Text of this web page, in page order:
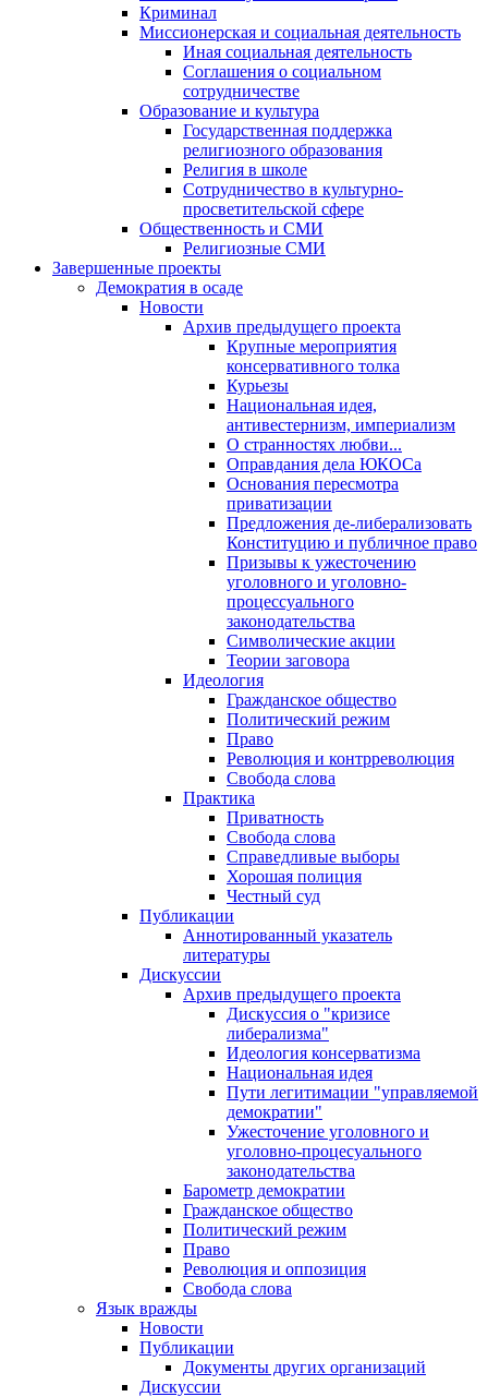
Криминал
Миссионерская и социальная деятельность
Иная социальная деятельность
Соглашения о социальном
сотрудничестве
Образование и культура
Государственная поддержка
религиозного образования
Религия в школе
Сотрудничество в культурно-
просветительской сфере
Общественность и СМИ
Религиозные СМИ
Завершенные проекты
Демократия в осаде
Новости
Архив предыдущего проекта
Крупные мероприятия
консервативного толка
Курьезы
Национальная идея,
антивестернизм, империализм
О странностях любви...
Оправдания дела ЮКОСа
Основания пересмотра
приватизации
Предложения де-либерализовать
Конституцию и публичное право
Призывы к ужесточению
уголовного и уголовно-
процессуального
законодательства
Символические акции
Теории заговора
Идеология
Гражданское общество
Политический режим
Право
Революция и контрреволюция
Свобода слова
Практика
Приватность
Свобода слова
Справедливые выборы
Хорошая полиция
Честный суд
Публикации
Аннотированный указатель
литературы
Дискуссии
Архив предыдущего проекта
Дискуссия о "кризисе
либерализма"
Идеология консерватизма
Национальная идея
Пути легитимации "управляемой
демократии"
Ужесточение уголовного и
уголовно-процесуального
законодательства
Барометр демократии
Гражданское общество
Политический режим
Право
Революция и оппозиция
Свобода слова
Язык вражды
Новости
Публикации
Документы других организаций
Дискуссии